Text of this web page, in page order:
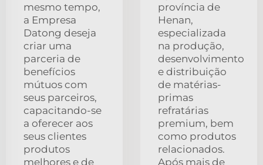
mesmo tempo,
a Empresa
Datong deseja
criar uma
parceria de
benefícios
mútuos com
seus parceiros,
capacitando-se
a oferecer aos
seus clientes
produtos
melhores e de
província de
Henan,
especializada
na produção,
desenvolvimento
e distribuição
de matérias-
primas
refratárias
premium, bem
como produtos
relacionados.
Após mais de